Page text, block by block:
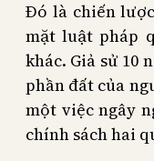
Đó là chiến
mặt luật pháp
khác. Giả sử 10
phần đất của
một việc ngây
chính sách hai